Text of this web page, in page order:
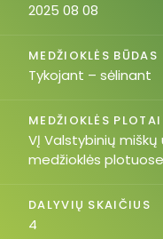
2025 08 08
MEDŽIOKLĖS BŪDAS
Tykojant – sėlinant
MEDŽIOKLĖS PLOTAI
VĮ Valstybinių
medžioklės
DALYVIŲ SKAIČIUS
4